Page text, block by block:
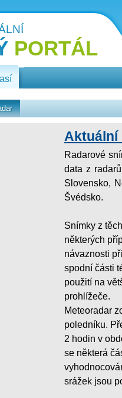
PORTÁL
Aktuální
Radarové
data z
Slovensko,
Švédsko.
Snímky z
některých
návaznosti
spodní části
použití na
prohlížeče.
Meteoradar
poledníku.
2 hodin v
se některá
srážek jsou